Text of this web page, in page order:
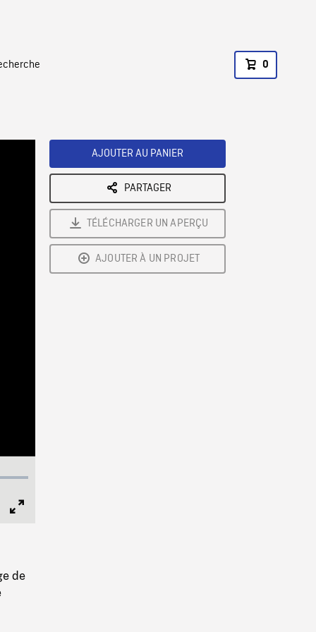
0
de
AJOUTER AU PANIER
PARTAGER
TÉLÉCHARGER UN APERÇU
AJOUTER À UN PROJET